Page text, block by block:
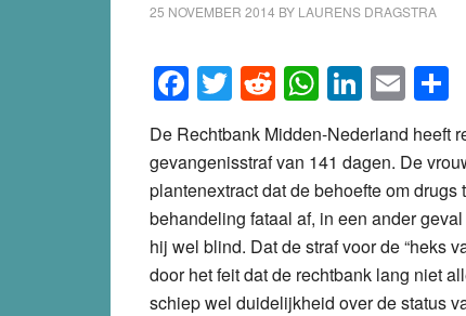
25 NOVEMBER 2014 BY LAURENS DRAGSTRA
Facebook
Twitter
Reddit
WhatsApp
Email
De Rechtbank Midden-Nederland heeft
gevangenisstraf van 141 dagen. De
plantenextract dat de behoefte om
behandeling fataal af, in een ander
hij wel blind. Dat de straf voor de “heks
door het feit dat de rechtbank lang niet
schiep wel duidelijkheid over de status